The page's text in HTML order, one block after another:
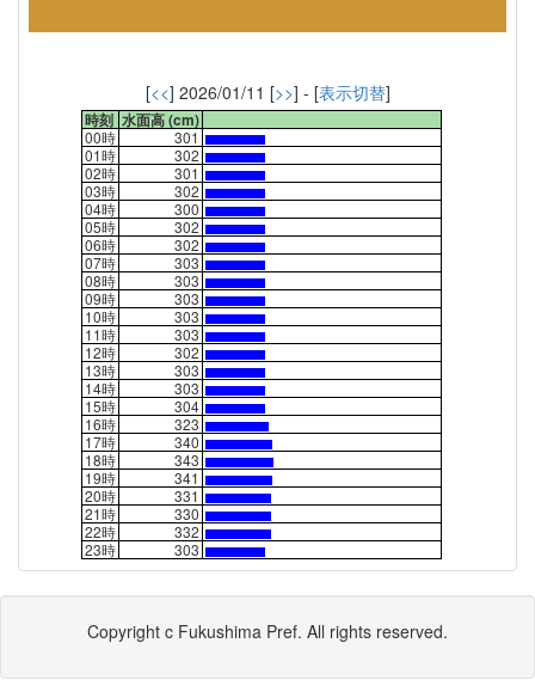
[<<] 2026/01/11 [>>] - [表示切替]
時刻 水面高 (cm)
00時
301
01時
302
02時
301
03時
302
04時
300
05時
302
06時
302
07時
303
08時
303
09時
303
10時
303
11時
303
12時
302
13時
303
14時
303
15時
304
16時
323
17時
340
18時
343
19時
341
20時
331
21時
330
22時
332
23時
303
Copyright c Fukushima Pref. All rights reserved.